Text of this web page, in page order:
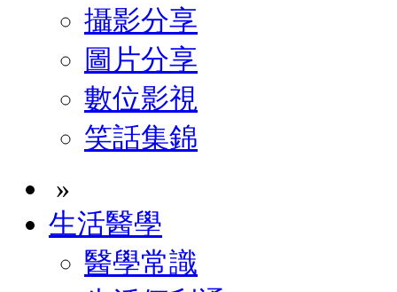
攝影分享
圖片分享
數位影視
笑話集錦
»
生活醫學
醫學常識